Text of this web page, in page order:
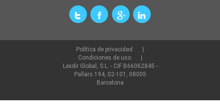
Política de privacidad
Condiciones de uso
Lexdir Global, S.L. - CIF B66062845 -
Pallars 194, 02-101, 08005
Barcelona